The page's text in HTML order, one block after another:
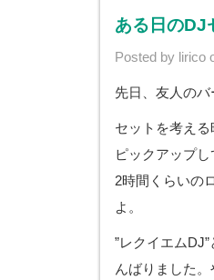
ある日のDJ
Posted by lirico
先日、友人の
セットを考え
ピックアップ
2時間くらいの
よ。
”レクイエム
んばりました